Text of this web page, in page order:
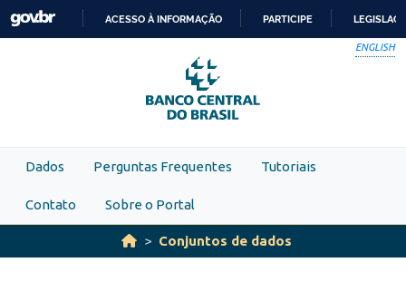
Skip to main content
PARA
O
CONTEÚDO
ACESSO À INFORMAÇÃO PARTICIPE
ENGLISH
Dados Perguntas Frequentes Tutoriais
Contato Sobre o Portal
Conjuntos de dados